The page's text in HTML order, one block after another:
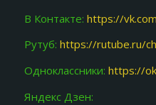
В Контакте: https://
Рутуб: https://rutube.ru/
Одноклассники: https://
Яндекс Дзен: